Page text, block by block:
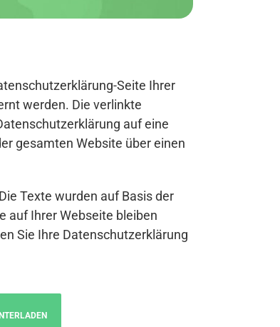
Seite Ihrer
werden. Die verlinkte
auf eine
gesamten Website über einen
Texte wurden auf Basis der
auf Ihrer Webseite bleiben
Sie Ihre Datenschutzerklärung